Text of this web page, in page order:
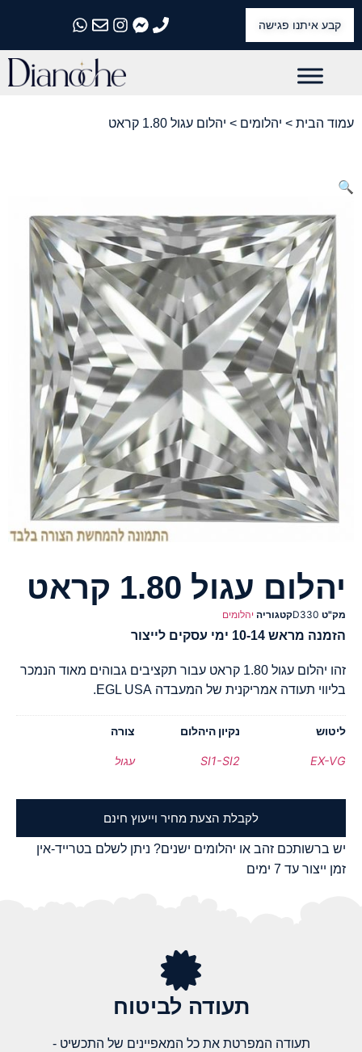
קבע איתנו פגישה
התקשרו אלינו
התקשרו אלינו
התקשרו אלינו
התקשרו אלינו
התקשרו אלינו
עמוד הבית > יהלומים > יהלום עגול 1.80 קראט
🔍
יהלום עגול 1.80 קראט
מק"ט D330קטגוריה יהלומים
הזמנה מראש 10-14 ימי עסקים לייצור
זהו יהלום עגול 1.80 קראט עבור תקציבים גבוהים מאוד הנמכר
בליווי תעודה אמריקנית של המעבדה EGL USA.
ליטוש
EX-VG
נקיון היהלום
SI1-SI2
צורה
עגול
לקבלת הצעת מחיר וייעוץ חינם
יש ברשותכם זהב או יהלומים ישנים? ניתן לשלם בטרייד-אין
זמן ייצור עד 7 ימים
תעודה לביטוח
תעודה המפרטת את כל המאפיינים של התכשיט -